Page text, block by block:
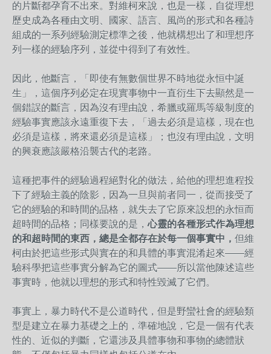
的片斷都孕育不出來。對維柯來說，也是一樣，自從理想
歷史成為各種由文明、國家、語言、風尚的形式和各種詩
組成的一系列經驗測定標準之後，他就構想出了和理想序
列一樣的經驗序列，並從中得到了有效性。
因此，他斷言，「即使有無數個世界不時地從永恒中誕
生」，這個序列必定在現實事物中一直衍生下去顯然是一
個錯誤的斷言，因為沒有理由說，希臘或羅馬等級制度的
經驗事實應該永遠重復下去，「過去必須是這樣，現在也
必須是這樣，將來還必須是這樣」；也沒有理由說，文明
的興衰應該嚴格沿襲古代的老路。
這種把事件的經驗過程絕對化的做法，給他的理想進程投
下了經驗主義的陰影，因為一旦與前者同一，從而接受了
它的經驗的和時間的品格，就失去了它原來設想的永恒而
超時間的品格；同樣要說的是，心靈的各種形式作為理想
的和超時間的東西，總是全都存在於每一個事實中， 但維
柯由於把這些形式與實在的和具體的事實混淆起來——經
驗科學把這些事實分解為它的圖式——所以當他陳述這些
事實時，他就以理想的形式和特性毀滅了它們。
事實上，暴力時代不是公道時代，但是野蠻社會的經驗類
型是建立在暴力基礎之上的，準確地說，它是一個有代表
性的、近似的判斷，它還涉及具體事物和事物的總體狀